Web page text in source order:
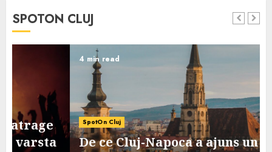
SPOTON CLUJ
SpotOn Cluj
De ce Cluj-Napoca a ajuns un oras